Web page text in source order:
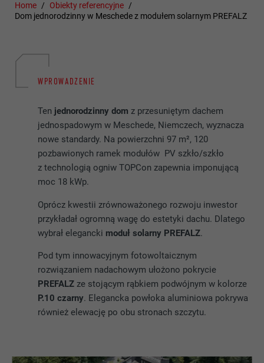
Home
Obiekty referencyjne
Dom jednorodzinny w Meschede z modułem solarnym PREFALZ
WPROWADZENIE
Ten jednorodzinny dom z przesuniętym dachem
jednospadowym w Meschede, Niemczech, wyznacza
nowe standardy. Na powierzchni 97 m², 120
pozbawionych ramek modułów PV szkło/szkło
z technologią ogniw TOPCon zapewnia imponującą
moc 18 kWp.
Oprócz kwestii zrównoważonego rozwoju inwestor
przykładał ogromną wagę do estetyki dachu. Dlatego
wybrał elegancki moduł solarny PREFALZ.
Pod tym innowacyjnym fotowoltaicznym
rozwiązaniem nadachowym ułożono pokrycie
PREFALZze stojącym rąbkiem podwójnym w kolorze
P.10 czarny. Elegancka powłoka aluminiowa pokrywa
również elewację po obu stronach szczytu.